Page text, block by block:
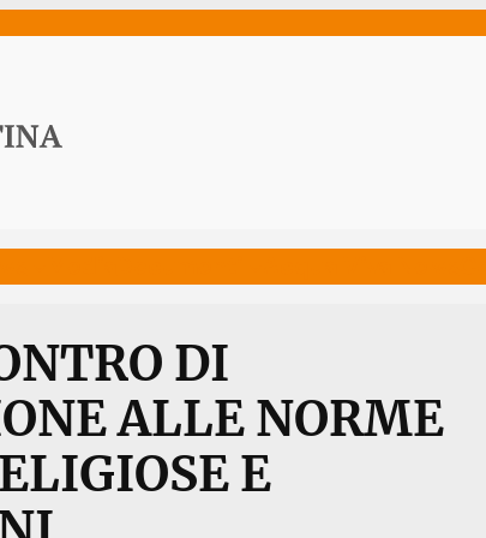
DI
ALLE NORME
E